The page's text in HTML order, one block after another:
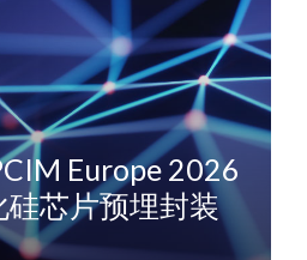
Europe 2026
硅芯片预埋封装